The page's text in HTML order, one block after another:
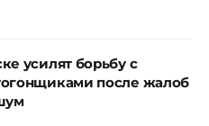
усилят борьбу с
после жалоб